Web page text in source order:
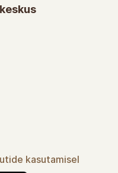
kasutamisel